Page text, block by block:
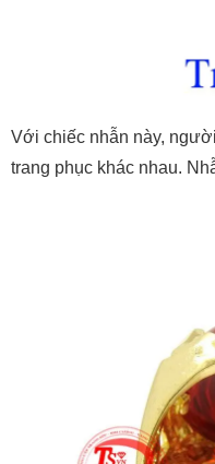
Với chiếc nhẫn này,
trang phục khác nhau.